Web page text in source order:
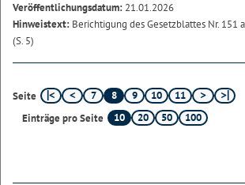
Veröffentlichungsdatum: 21.01.2026
Hinweistext: Berichtigung des Gesetzblattes Nr. 151
(S. 5)
Seite 7 8 9 10
11
Einträge pro Seite
10 20 50 100